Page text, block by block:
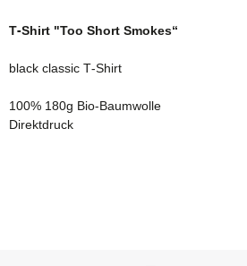
T-Shirt "Too Short Smokes“
black classic T-Shirt
100% 180g Bio-Baumwolle
Direktdruck